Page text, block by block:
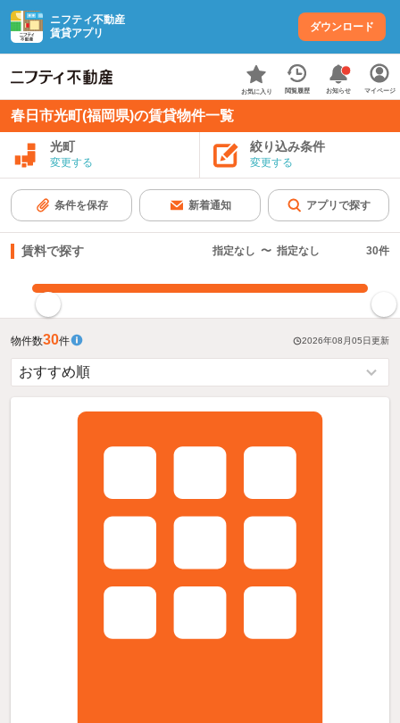
ニフティ不動産
賃貸アプリ
ダウンロード
お気に入り 閲覧履歴 お知らせ マイページ
春日市光町(福岡県)の賃貸物件一覧
光町
変更する
絞り込み条件
変更する
条件を保存 新着通知 アプリで探す
賃料で探す 指定なし 〜 指定なし 30件
物件数30件 2026年08月05日更新